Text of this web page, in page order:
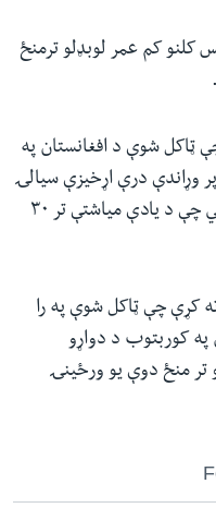
کلنو کم عمر لوبډلو ترمنځ
ټاکل شوې د افغانستان په
وړاندې درې اړخیزې سیالۍ
هم د همدې میاشتې په ۱۸ نېټه پیل شي چې د یادې میاشتې تر ۳۰
کړې چې ټاکل شوې په را
په کوربتوب د دواړو
تر منځ دوې يو ورځينۍ